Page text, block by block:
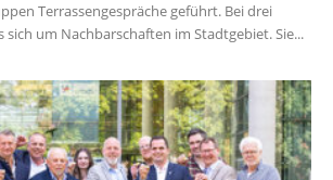
Terrassengespräche geführt. Bei drei
sich um Nachbarschaften im Stadtgebiet. Sie...